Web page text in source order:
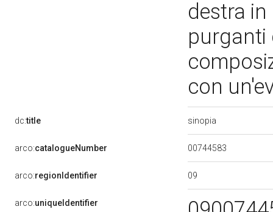
destra in
purganti
con
dc:title sinopia
arco:catalogueNumber 00744583
arco:regionIdentifier 09
arco:uniqueIdentifier